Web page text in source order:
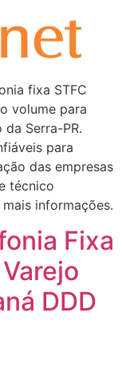
fixa STFC
volume para
Serra-PR.
para
das empresas
técnico
informações.
Fixa
DDD